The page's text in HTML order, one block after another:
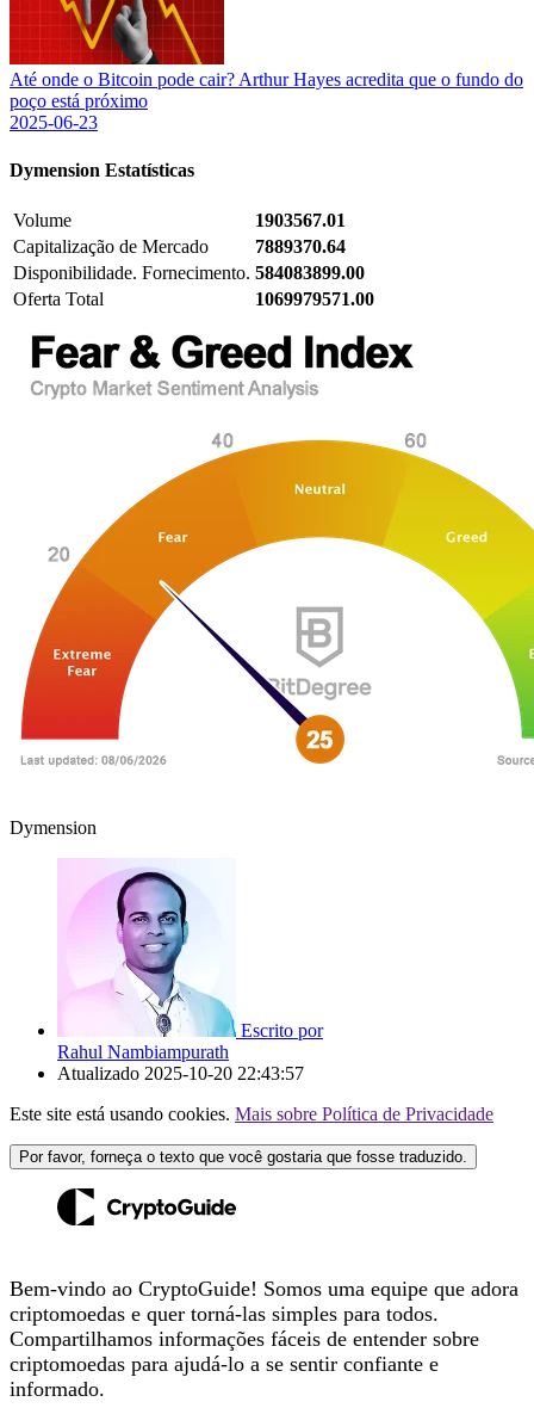
Até onde o Bitcoin pode cair? Arthur Hayes acredita que o fundo do
poço está próximo
2025-06-23
Dymension Estatísticas
Volume
1903567.01
Capitalização de Mercado
7889370.64
Disponibilidade. Fornecimento. 584083899.00
Oferta Total
1069979571.00
Dymension
Escrito por
Rahul Nambiampurath
Atualizado 2025-10-20 22:43:57
Este site está usando cookies. Mais sobre Política de Privacidade
Por favor, forneça o texto que você gostaria que fosse traduzido.
Bem-vindo ao CryptoGuide! Somos uma equipe que adora
criptomoedas e quer torná-las simples para todos.
Compartilhamos informações fáceis de entender sobre
criptomoedas para ajudá-lo a se sentir confiante e
informado.